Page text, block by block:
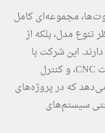
مجموعه‌ای کامل
تنوع مدل، بلکه از
این شرکت با
استفاده از آلیاژهای استاندارد، ماشین‌آلات CNC، و کنترل
که در پروژه‌های
سیستم‌های